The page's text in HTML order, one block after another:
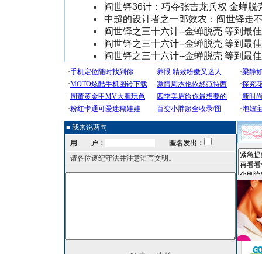
阎世铎36计：巧夺张吉龙兵权 金蝉脱
中超的设计者之一郎效农：阎世铎走
阎世铎之三十六计--金蝉脱壳 等到最
阎世铎之三十六计--金蝉脱壳 等到最
阎世铎之三十六计--金蝉脱壳 等到最
■ 我来说两句
用 户：
匿名发出：
请各位遵纪守法并注意语言文明。